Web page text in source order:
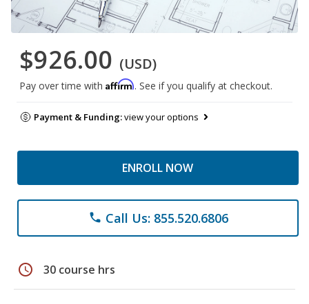
$926.00 (USD)
Pay over time with Affirm. See if you qualify at checkout.
Payment & Funding:view your options
ENROLL NOW
phone Call Us: 855.520.6806
schedule 30 course hrs